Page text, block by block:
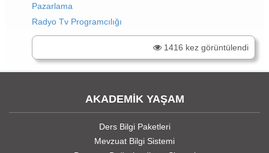
Pazarlama
Radyo Tv Programcılığı
1416 kez görüntülendi
AKADEMİK YAŞAM
Ders Bilgi Paketleri
Mevzuat Bilgi Sistemi